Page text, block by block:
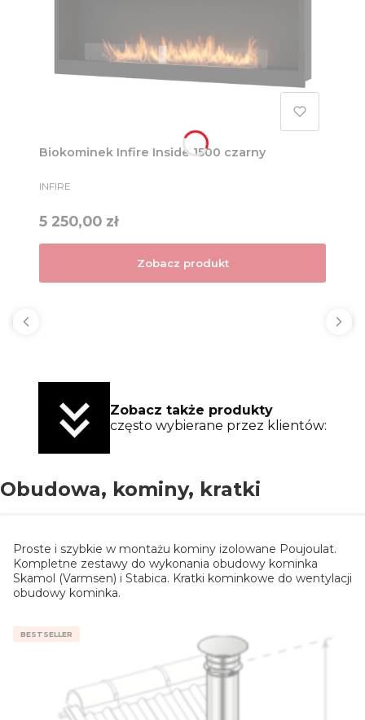
Biokominek Infire Inside 1500 czarny
PRODUCENT
INFIRE
Cena
5 250,00 zł
Zobacz produkt
Zobacz także produkty
często wybierane przez klientów:
Obudowa, kominy, kratki
Proste i szybkie w montażu kominy izolowane Poujoulat.
Kompletne zestawy do wykonania obudowy kominka
Skamol (Varmsen) i Stabica. Kratki kominkowe do wentylacji
obudowy kominka.
BESTSELLER